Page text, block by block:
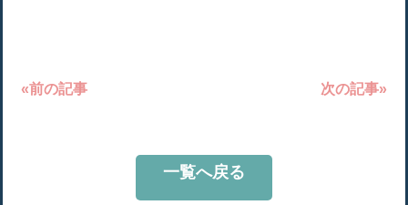
«前の記事 次の記事»
一覧へ戻る